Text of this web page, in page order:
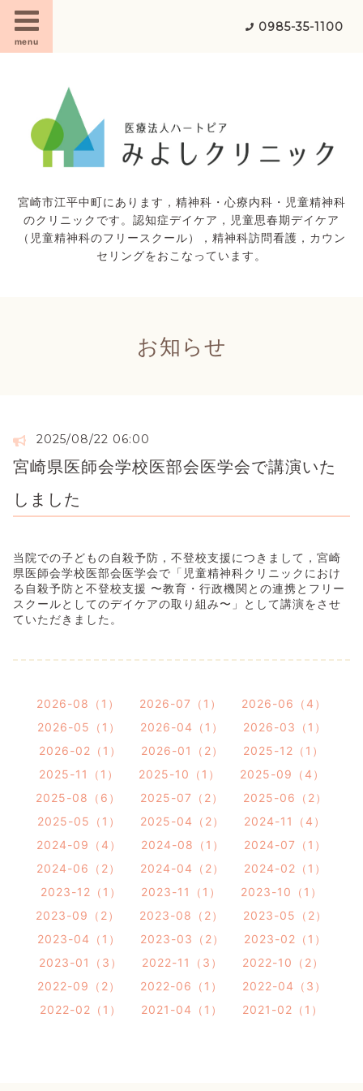
menu
0985-35-1100
宮崎市江平中町にあります，精神科・心療内科・児童精神科
のクリニックです。認知症デイケア，児童思春期デイケア
（児童精神科のフリースクール），精神科訪問看護，カウン
セリングをおこなっています。
お知らせ
2025/08/22 06:00
宮崎県医師会学校医部会医学会で講演いた
しました
当院での子どもの自殺予防，不登校支援につきまして，宮崎
県医師会学校医部会医学会で「児童精神科クリニックにおけ
る自殺予防と不登校支援 〜教育・行政機関との連携とフリー
スクールとしてのデイケアの取り組み〜」として講演をさせ
ていただきました。
2026-08（1） 2026-07（1）
2026-06（4）
2026-05（1）
2026-04（1）
2026-03（1）
2026-02（1）
2026-01（2）
2025-12（1）
2025-11（1）
2025-10（1）
2025-09（4）
2025-08（6）
2025-07（2）
2025-06（2）
2025-05（1）
2025-04（2）
2024-11（4）
2024-09（4）
2024-08（1）
2024-07（1）
2024-06（2）
2024-04（2）
2024-02（1）
2023-12（1）
2023-11（1）
2023-10（1）
2023-09（2）
2023-08（2）
2023-05（2）
2023-04（1）
2023-03（2）
2023-02（1）
2023-01（3）
2022-11（3）
2022-10（2）
2022-09（2）
2022-06（1）
2022-04（3）
2022-02（1）
2021-04（1） 2021-02（1）